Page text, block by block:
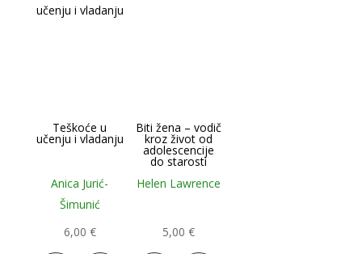
Teškoće u
učenju i vladanju
Anica Jurić-
Šimunić
6,00 €
Biti žena – vodič
kroz život od
adolescencije
do starosti
Helen Lawrence
5,00€